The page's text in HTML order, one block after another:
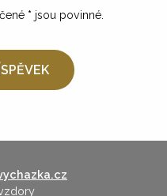
* jsou povinné.